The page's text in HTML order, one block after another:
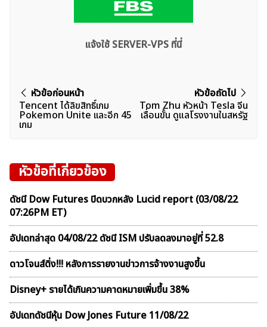
แจ้งใช้ SERVER-VPS ที่นี่
แนะแนว
เรื่อง
หัวข้อก่อนหน้า
Tencent ได้ลิขสิทธิ์เกม
Pokemon Unite เเละอีก 45
เกม
หัวข้อถัดไป
Tom Zhu หัวหน้า Tesla จีน
เลื่อนขั้น ดูแลโรงงานในสหรัฐ
หัวข้อที่เกี่ยวข้อง
ดัชนี Dow Futures ปิดบวกหลัง Lucid report (03/08/22
07:26PM ET)
อัปเดทล่าสุด 04/08/22 ดัชนี ISM ปรับลดลงมาอยู่ที่ 52.8
ดาวโจนส์ดิ่ง!!! หลังการรายงานข่าวการจ้างงานสูงขึ้น
Disney+ รายได้เกินความคาดหมายเพิ่มขึ้น 38%
อัปเดทดัชนีหุ้น Dow Jones Future 11/08/22